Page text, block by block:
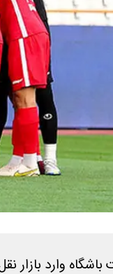
وارد بازار